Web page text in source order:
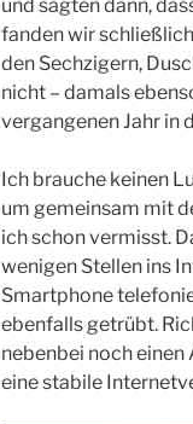
und sagten dann,
fanden wir
den Sechzigern,
nicht – damals
vergangenen Jahr in
Ich brauche keinen
um gemeinsam mit
ich schon vermisst.
wenigen Stellen ins
Smartphone
ebenfalls getrübt.
nebenbei noch
eine stabile